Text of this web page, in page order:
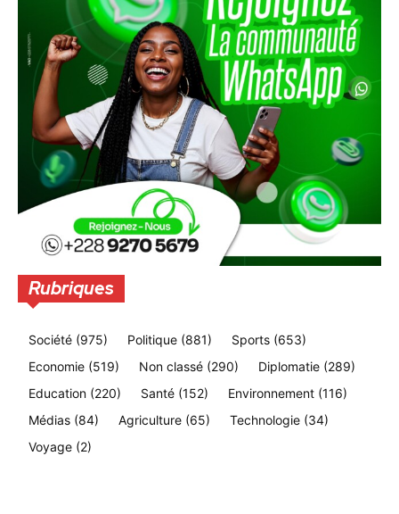
Rubriques
Société (975) Politique (881) Sports (653)
Economie (519) Non classé (290) Diplomatie (289)
Education (220) Santé (152) Environnement (116)
Médias (84) Agriculture (65) Technologie (34)
Voyage (2)